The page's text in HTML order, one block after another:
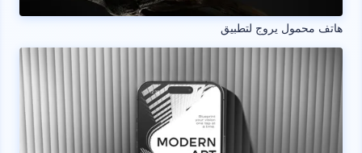
هاتف محمول يروج لتطبيق